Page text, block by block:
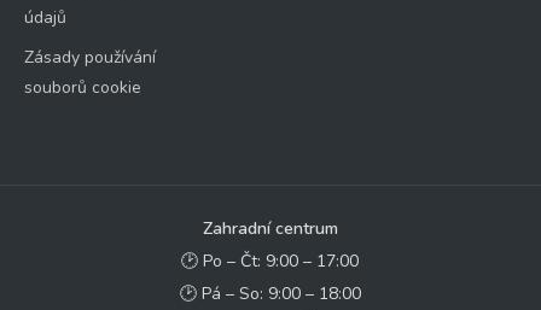
údajů
Zásady používání
souborů cookie
Zahradní centrum
🕑 Po – Čt: 9:00 – 17:00
🕑 Pá – So: 9:00 – 18:00